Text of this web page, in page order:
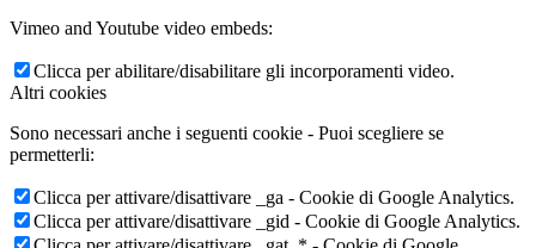
Vimeo and Youtube video embeds:
Clicca per abilitare/disabilitare gli incorporamenti video.
Altri cookies
Sono necessari anche i seguenti cookie - Puoi scegliere se
permetterli:
Clicca per attivare/disattivare _ga - Cookie di Google Analytics.
Clicca per attivare/disattivare _gid - Cookie di Google Analytics.